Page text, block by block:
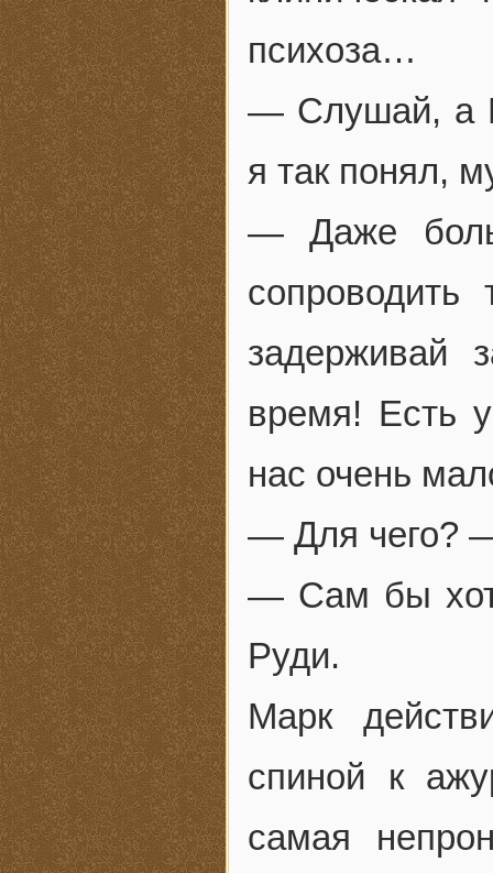
психоза…
— Слушай, а
я так понял,
— Даже
задерживай
время! Есть
нас очень
— Для чего?
— Сам бы
Руди.
Марк
спиной к
самая